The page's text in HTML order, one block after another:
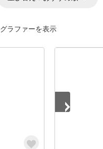
ラファーを表示